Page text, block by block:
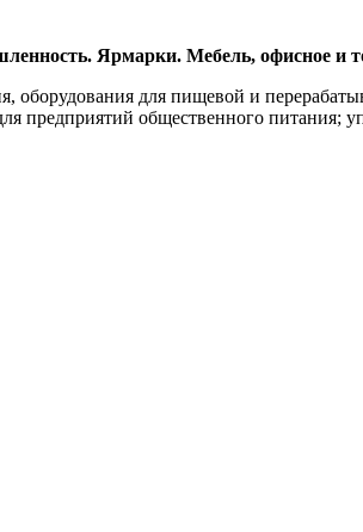
Ярмарки. Мебель, офисное и
оборудования для пищевой и
предприятий общественного питания;